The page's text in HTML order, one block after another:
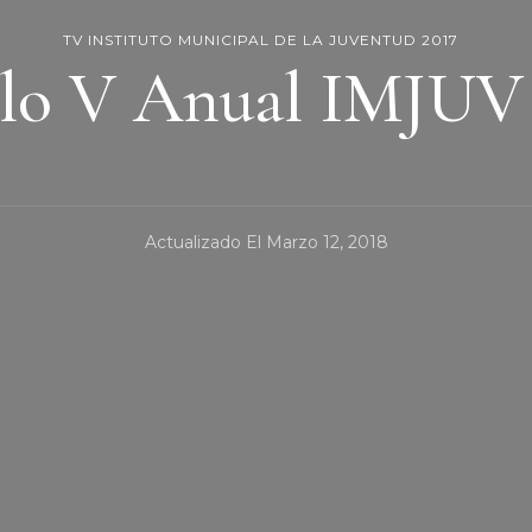
TV INSTITUTO MUNICIPAL DE LA JUVENTUD 2017
V Anual IMJUV
Actualizado El Marzo 12, 2018